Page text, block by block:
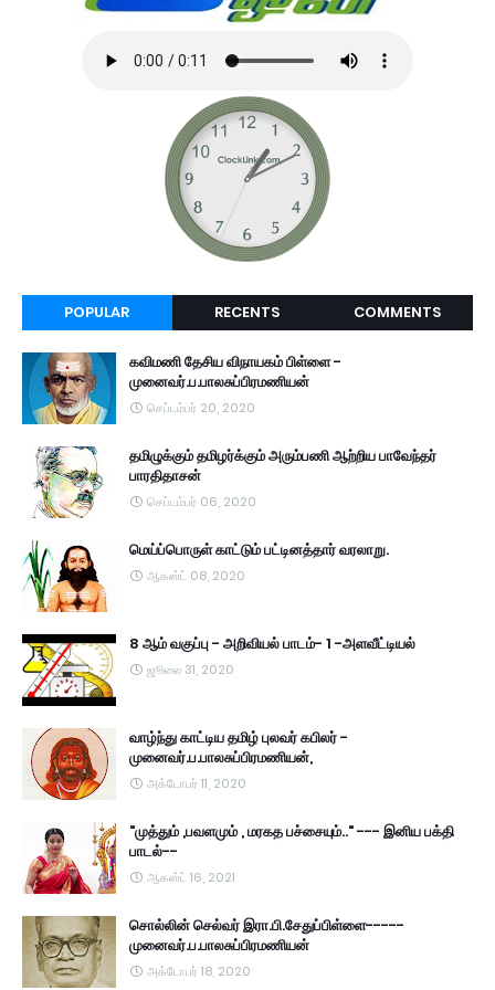
POPULAR RECENTS COMMENTS
கவிமணி தேசிய விநாயகம் பிள்ளை -
முனைவர்.ப.பாலசுப்பிரமணியன்
செப்டம்பர் 20, 2020
தமிழுக்கும் தமிழர்க்கும் அரும்பணி ஆற்றிய பாவேந்தர்
பாரதிதாசன்
செப்டம்பர் 06, 2020
மெய்ப்பொருள் காட்டும் பட்டினத்தார் வரலாறு.
ஆகஸ்ட் 08, 2020
8 ஆம் வகுப்பு - அறிவியல் பாடம்- 1 -அளவீட்டியல்
ஜூலை 31, 2020
வாழ்ந்து காட்டிய தமிழ் புலவர் கபிலர் -
முனைவர்.ப.பாலசுப்பிரமணியன்,
அக்டோபர் 11, 2020
"முத்தும் ,பவளமும் , மரகத பச்சையும்.." --- இனிய பக்தி
பாடல்--
ஆகஸ்ட் 16, 2021
சொல்லின் செல்வர் இரா.பி.சேதுப்பிள்ளை-----
முனைவர்.ப.பாலசுப்பிரமணியன்
அக்டோபர் 18, 2020